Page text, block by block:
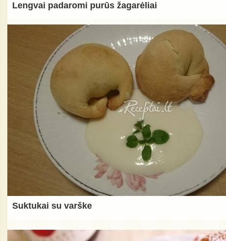
Lengvai padaromi purūs žagarėliai
Suktukai su varške